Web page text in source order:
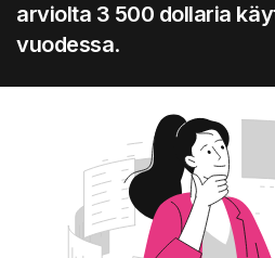
arviolta 3 500 dollaria
vuodessa.